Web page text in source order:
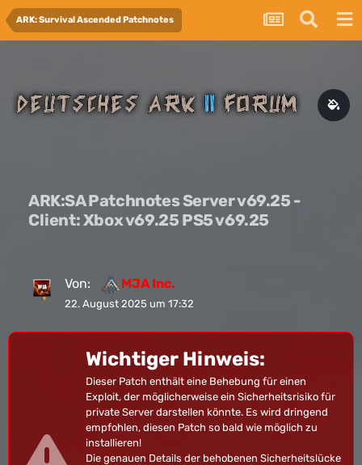
ARK: Survival Ascended Patchnotes
ARK:SA Patchnotes Server v69.25 -
Client: Xbox v69.25 PS5 v69.25
Von: MJA Inc.
22. August 2025 um 17:32
Wichtiger Hinweis:
Dieser Patch enthält eine Behebung für einen
Exploit, der möglicherweise ein Sicherheitsrisiko für
private Server darstellen könnte. Es wird dringend
empfohlen, diesen Patch so bald wie möglich zu
installieren!
Die genauen Details der behobenen Sicherheitslücke